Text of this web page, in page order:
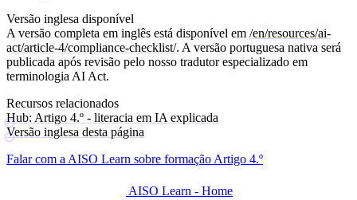
Versão inglesa disponível
A versão completa em inglês está disponível em /en/resources/ai-
act/article-4/compliance-checklist/. A versão portuguesa nativa será
publicada após revisão pelo nosso tradutor especializado em
terminologia AI Act.
Recursos relacionados
Hub: Artigo 4.º - literacia em IA explicada
Versão inglesa desta página
Falar com a AISO Learn sobre formação Artigo 4.º
AISO Learn - Home